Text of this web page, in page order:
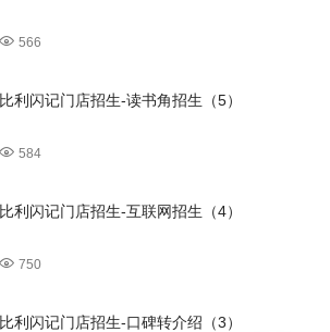
566
比利闪记门店招生-读书角招生（5）
584
比利闪记门店招生-互联网招生（4）
750
比利闪记门店招生-口碑转介绍（3）